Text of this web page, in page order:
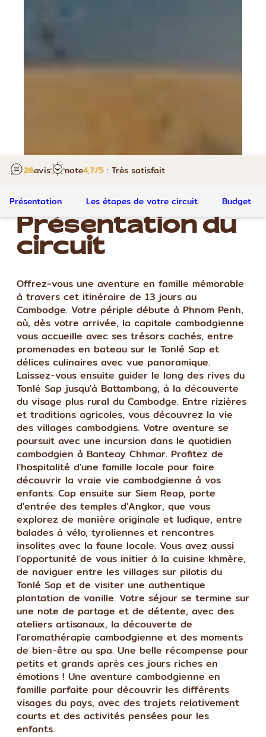
Présentation Les étapes de votre circuit Budget
26avis note4,7/5 : Très satisfait
Présentation du
circuit
Offrez-vous une aventure en famille mémorable
à travers cet itinéraire de 13 jours au
Cambodge. Votre périple débute à Phnom Penh,
où, dès votre arrivée, la capitale cambodgienne
vous accueille avec ses trésors cachés, entre
promenades en bateau sur le Tonlé Sap et
délices culinaires avec vue panoramique.
Laissez-vous ensuite guider le long des rives du
Tonlé Sap jusqu'à Battambang, à la découverte
du visage plus rural du Cambodge. Entre rizières
et traditions agricoles, vous découvrez la vie
des villages cambodgiens. Votre aventure se
poursuit avec une incursion dans le quotidien
cambodgien à Banteay Chhmar. Profitez de
l'hospitalité d'une famille locale pour faire
découvrir la vraie vie cambodgienne à vos
enfants. Cap ensuite sur Siem Reap, porte
d'entrée des temples d'Angkor, que vous
explorez de manière originale et ludique, entre
balades à vélo, tyroliennes et rencontres
insolites avec la faune locale. Vous avez aussi
l'opportunité de vous initier à la cuisine khmère,
de naviguer entre les villages sur pilotis du
Tonlé Sap et de visiter une authentique
plantation de vanille. Votre séjour se termine sur
une note de partage et de détente, avec des
ateliers artisanaux, la découverte de
l'aromathérapie cambodgienne et des moments
de bien-être au spa. Une belle récompense pour
petits et grands après ces jours riches en
émotions ! Une aventure cambodgienne en
famille parfaite pour découvrir les différents
visages du pays, avec des trajets relativement
courts et des activités pensées pour les
enfants.